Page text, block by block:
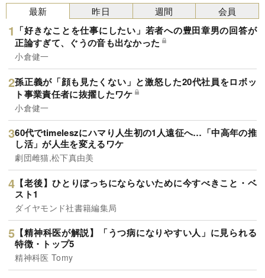
最新
「好きなことを仕事にしたい」若者への豊田章男の回答が
正論すぎて、ぐうの音も出なかった
小倉健一
孫正義が「顔も見たくない」と激怒した20代社員をロボッ
ト事業責任者に抜擢したワケ
小倉健一
60代でtimeleszにハマり人生初の1人遠征へ…「中高年の推
し活」が人生を変えるワケ
劇団雌猫,松下真由美
【老後】ひとりぼっちにならないために今すべきこと・ベ
スト1
ダイヤモンド社書籍編集局
【精神科医が解説】「うつ病になりやすい人」に見られる
特徴・トップ5
精神科医 Tomy
昨日 週間 会員